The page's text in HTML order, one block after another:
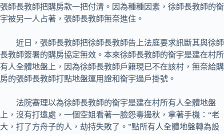
張師長教師把購房款一把付清。因為種種因素，徐師長教師的衡
宇被另一人占著，張師長教師無奈進住。
近日，張師長教師把徐師長教師告上法庭要求訊斷其與徐師
長教師簽署的購房協定無效。本來徐師長教師的衡宇是建在村所
有人全體地盤上，因為徐師長教師戶籍現已不在該村，無奈給購
房的張師長教師打點地盤運用證和衡宇過戶掛號。
法院審理以為徐師長教師的衡宇是建在村所有人全體地盤
上，沒有打遠處，一個空姐看著一臉怨毒邊秋，拿著手機：“老
大，打了方舟子的人，劫持失敗了。”點所有人全體地盤轉為設